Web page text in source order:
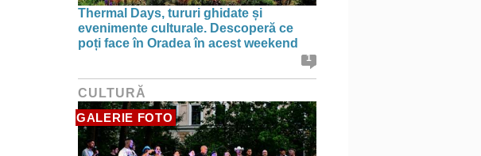
Thermal Days, tururi ghidate și
evenimente culturale. Descoperă ce
poți face în Oradea în acest weekend
1
CULTURĂ
GALERIE FOTO